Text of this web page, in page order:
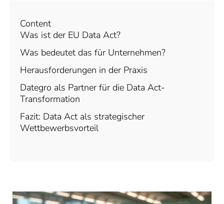
Content
Was ist der EU Data Act?
Was bedeutet das für Unternehmen?
Herausforderungen in der Praxis
Dategro als Partner für die Data Act-
Transformation
Fazit: Data Act als strategischer
Wettbewerbsvorteil